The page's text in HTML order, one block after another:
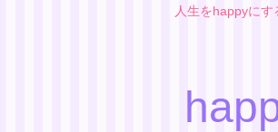
人生をhappyに